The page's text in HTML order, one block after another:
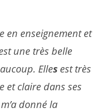
en enseignement et
une très belle
Elles est très
et claire dans ses
donné la